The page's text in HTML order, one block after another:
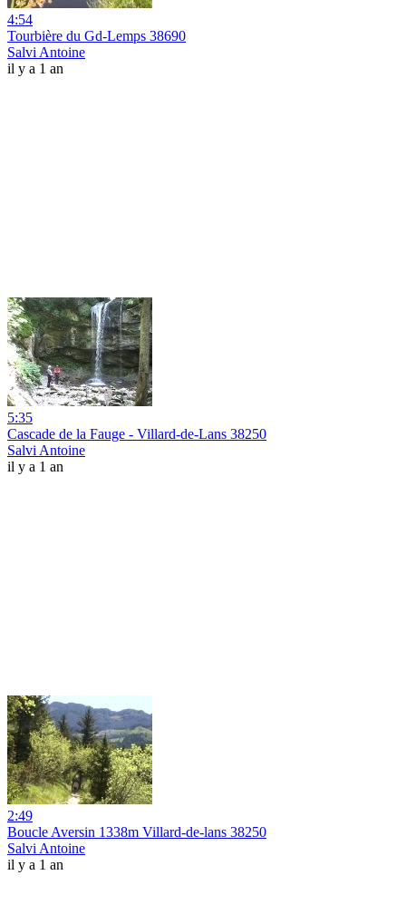
4:54
Tourbière du Gd-Lemps 38690
Salvi Antoine
il y a 1 an
5:35
Cascade de la Fauge - Villard-de-Lans 38250
Salvi Antoine
il y a 1 an
2:49
Boucle Aversin 1338m Villard-de-lans 38250
Salvi Antoine
il y a 1 an